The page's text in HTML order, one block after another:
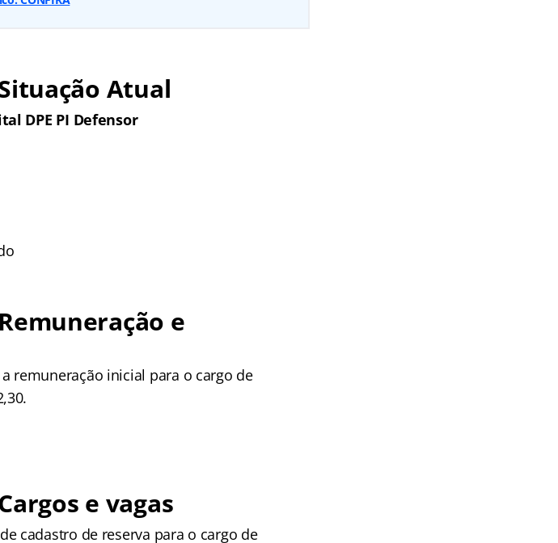
Atual
DPE PI Defensor
e
remuneração inicial para o cargo de
e vagas
cadastro de reserva para o cargo de